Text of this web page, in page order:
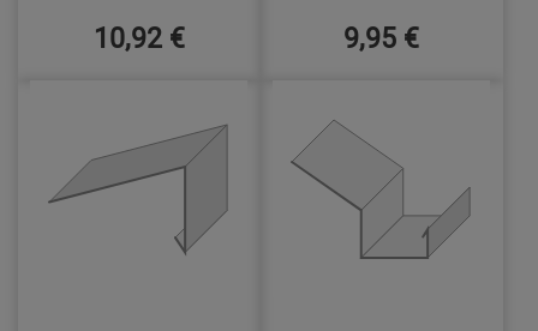
10,92 € 9,95 €